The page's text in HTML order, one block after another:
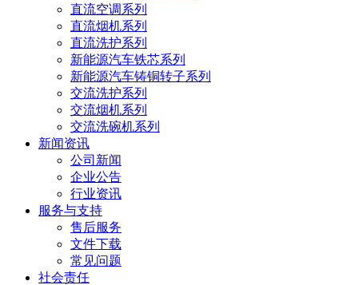
直流空调系列
直流烟机系列
直流洗护系列
新能源汽车铁芯系列
新能源汽车铸铜转子系列
交流洗护系列
交流烟机系列
交流洗碗机系列
新闻资讯
公司新闻
企业公告
行业资讯
服务与支持
售后服务
文件下载
常见问题
社会责任